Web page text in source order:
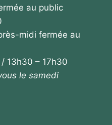
au public
midi fermée au
13h30 – 17h30
le samedi